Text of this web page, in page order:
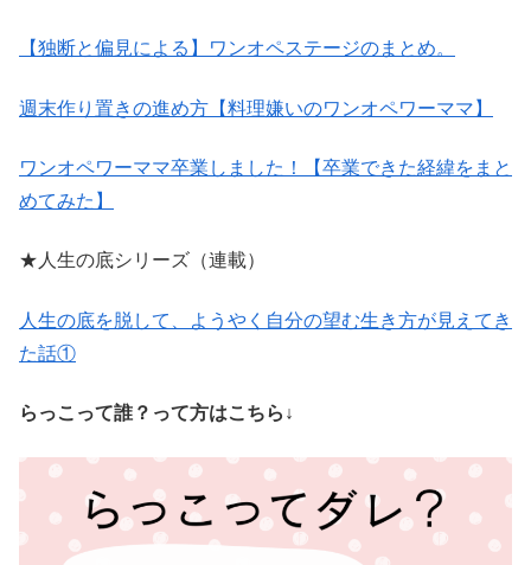
【独断と偏見による】ワンオペステージのまとめ。
週末作り置きの進め方【料理嫌いのワンオペワーママ】
ワンオペワーママ卒業しました！【卒業できた経緯をまと
めてみた】
★人生の底シリーズ（連載）
人生の底を脱して、ようやく自分の望む生き方が見えてき
た話①
らっこって誰？って方はこちら↓